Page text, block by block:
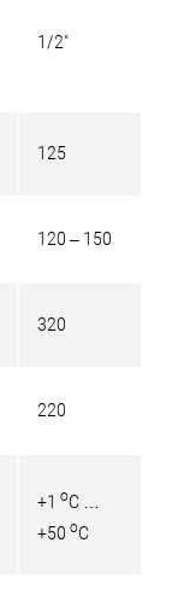
1/2"
125
120 – 150
320
220
+1 оС …
+50 оС